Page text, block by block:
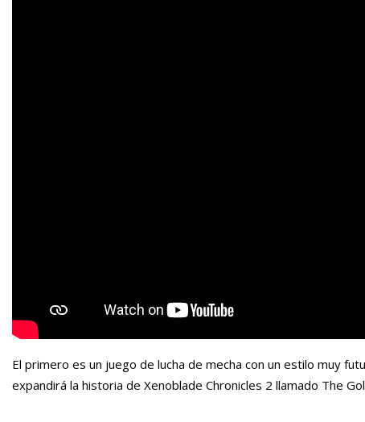
El primero es un juego de lucha de mecha con un estilo muy
expandirá la historia de Xenoblade Chronicles 2 llamado The